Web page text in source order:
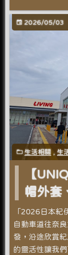
2026/05/
生活相關 ,生
【
帽外套
「2026日本紀
自動車道往奈
發，沿途欣賞
的靈活性讓我